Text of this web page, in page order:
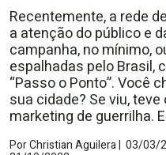
Recentemente, a rede
a atenção do público e
campanha, no mínimo,
espalhadas pelo Brasil,
“Passo o Ponto”. Você
sua cidade? Se viu,
marketing de guerrilha.
PorChristian Aguilera| 03/03/